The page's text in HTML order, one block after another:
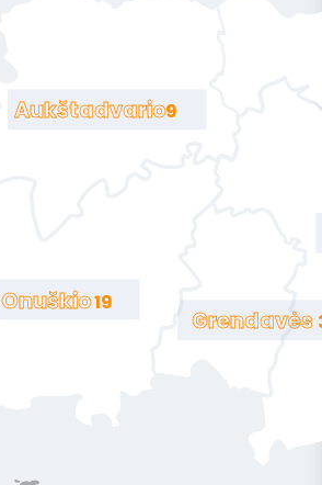
Aukštadvario9
Grendavės
Onuškio19